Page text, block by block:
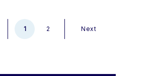
1 2 Next